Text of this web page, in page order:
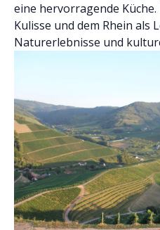
eine hervorragende
Kulisse und dem Rhein als
Naturerlebnisse und